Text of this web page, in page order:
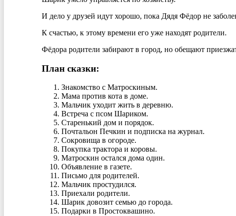
И дело у друзей идут хорошо, пока Дядя Фёдор не
К счастью, к этому времени его уже находят родители.
Фёдора родители забирают в город, но обещают
План сказки:
Знакомство с Матроскиным.
Мама против кота в доме.
Мальчик уходит жить в деревню.
Встреча с псом Шариком.
Старенький дом и порядок.
Почтальон Печкин и подписка на журнал.
Сокровища в огороде.
Покупка трактора и коровы.
Матроскин остался дома один.
Объявление в газете.
Письмо для родителей.
Мальчик простудился.
Приехали родители.
Шарик довозит семью до города.
Подарки в Простоквашино.